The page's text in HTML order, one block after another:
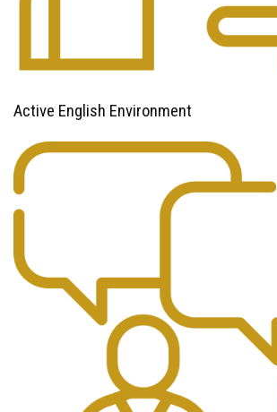
Active English Environment